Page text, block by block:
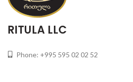
RITULA LLC
Phone: +995 595 02 02 52